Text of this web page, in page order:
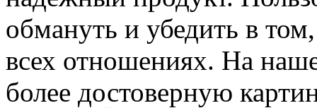
обмануть и убедить в
всех отношениях. На
более достоверную